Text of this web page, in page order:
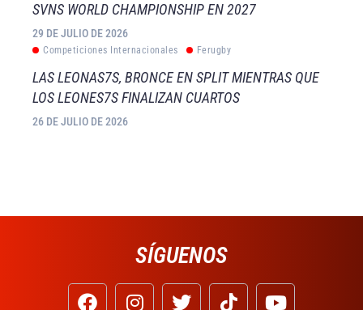
SVNS WORLD CHAMPIONSHIP EN 2027
29 DE JULIO DE 2026
Competiciones Internacionales Ferugby
LAS LEONAS7S, BRONCE EN SPLIT MIENTRAS QUE
LOS LEONES7S FINALIZAN CUARTOS
26 DE JULIO DE 2026
SÍGUENOS